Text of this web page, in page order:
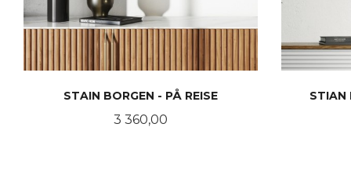
STAIN BORGEN - PÅ REISE
Pris
3 360,00
STIAN